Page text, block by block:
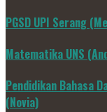
PGSD UPI Serang
Matematika UNS
Pendidikan Bahasa
(Novia)